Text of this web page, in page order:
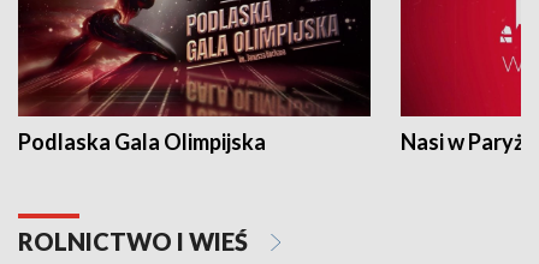
Podlaska Gala Olimpijska Nasi w Paryżu
ROLNICTWO I WIEŚ